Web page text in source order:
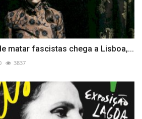
matar fascistas chega a Lisboa,...
3837